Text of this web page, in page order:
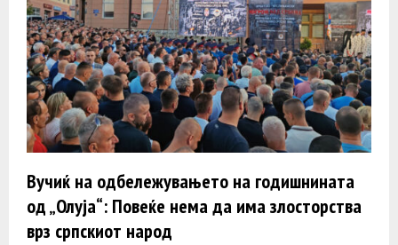
Вучиќ на одбележувањето на годишнината
од „Олуја“: Повеќе нема да има злосторства
врз српскиот народ